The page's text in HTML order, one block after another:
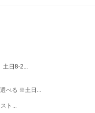
土日8-2...
べる ※土日...
ト...